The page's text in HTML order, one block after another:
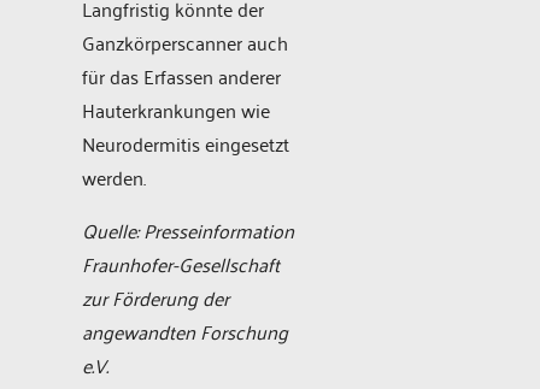
Langfristig könnte der
Ganzkörperscanner auch
für das Erfassen anderer
Hauterkrankungen wie
Neurodermitis eingesetzt
werden.
Quelle: Presseinformation
Fraunhofer-Gesellschaft
zur Förderung der
angewandten Forschung
e.V.